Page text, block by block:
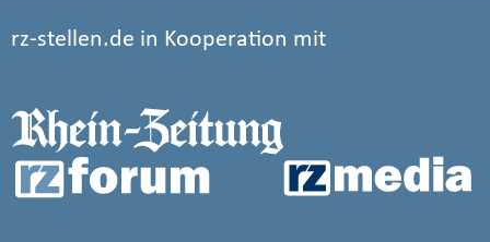
rz-stellen.de in Kooperation mit